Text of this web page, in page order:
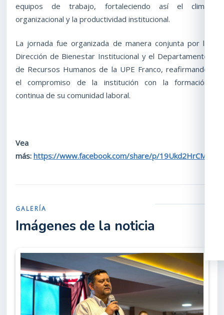
equipos de trabajo, fortaleciendo así el clima
organizacional y la productividad institucional.
La jornada fue organizada de manera conjunta por la
Dirección de Bienestar Institucional y el Departamento
de Recursos Humanos de la UPE Franco, reafirmando
el compromiso de la institución con la formación
continua de su comunidad laboral.
Vea
más: https://www.facebook.com/share/p/19Ukd2HrCM/
GALERÍA
Imágenes de la noticia